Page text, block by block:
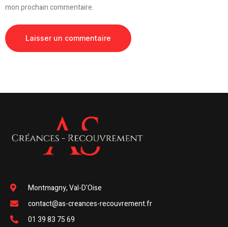
mon prochain commentaire.
Montmagny, Val-D'Oise
contact@as-creances-recouvrement.fr
01 39 83 75 69